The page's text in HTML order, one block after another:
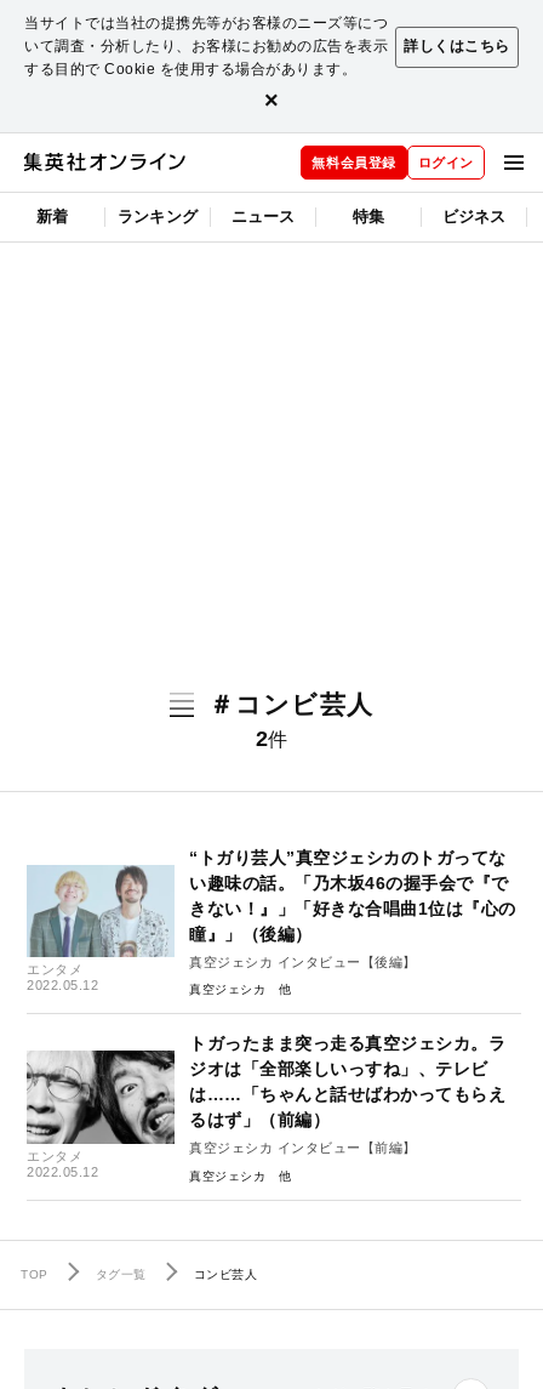
当サイトでは当社の提携先等がお客様のニーズ等につ
いて調査・分析したり、お客様にお勧めの広告を表示
する目的で Cookie を使用する場合があります。
詳しくはこちら
×
無料会員登録 ログイン
新着 ランキング ニュース 特集 ビジネス
＃コンビ芸人
2件
エンタメ
2022.05.12
“トガり芸人”真空ジェシカのトガってな
い趣味の話。「乃木坂46の握手会で『で
きない！』」「好きな合唱曲1位は『心の
瞳』」（後編）
真空ジェシカ インタビュー【後編】
真空ジェシカ
エンタメ
2022.05.12
トガったまま突っ走る真空ジェシカ。ラ
ジオは「全部楽しいっすね」、テレビ
は……「ちゃんと話せばわかってもらえ
るはず」（前編）
真空ジェシカ インタビュー【前編】
真空ジェシカ
TOP タグ一覧 コンビ芸人